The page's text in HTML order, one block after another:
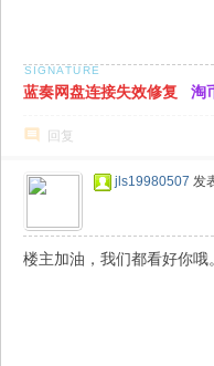
蓝奏网盘连接失效修复 淘
回复
jls19980507 发
楼主加油，我们都看好你哦。